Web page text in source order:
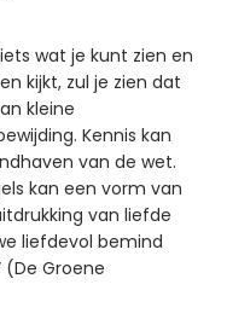
wat je kunt zien en
kijkt, zul je zien dat
kleine
Kennis kan
van de wet.
kan een vorm van
van liefde
liefdevol bemind
Groene